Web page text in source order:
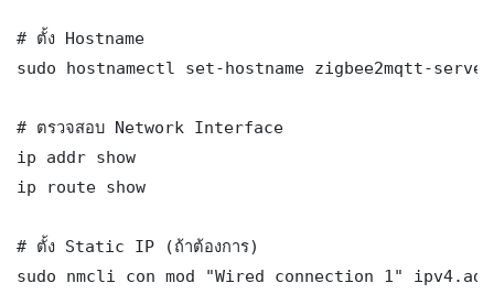
# ตั้ง Hostname
sudo hostnamectl set-hostname zigbee2mqtt-server
# ตรวจสอบ Network Interface
ip addr show
ip route show
# ตั้ง Static IP (ถ้าต้องการ)
sudo nmcli con mod "Wired connection 1"